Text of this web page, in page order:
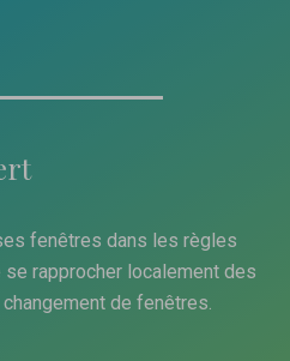
fenêtres dans les règles
se rapprocher localement des
de fenêtres.